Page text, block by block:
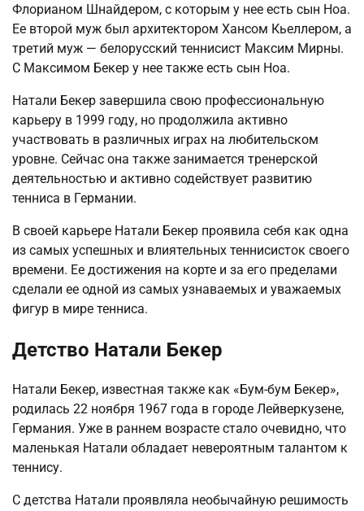
Флорианом Шнайдером, с которым у нее есть сын Ноа.
Ее второй муж был архитектором Хансом Кьеллером, а
третий муж — белорусский теннисист Максим Мирны.
С Максимом Бекер у нее также есть сын Ноа.
Натали Бекер завершила свою профессиональную
карьеру в 1999 году, но продолжила активно
участвовать в различных играх на любительском
уровне. Сейчас она также занимается тренерской
деятельностью и активно содействует развитию
тенниса в Германии.
В своей карьере Натали Бекер проявила себя как одна
из самых успешных и влиятельных теннисисток своего
времени. Ее достижения на корте и за его пределами
сделали ее одной из самых узнаваемых и уважаемых
фигур в мире тенниса.
Детство Натали Бекер
Натали Бекер, известная также как «Бум-бум Бекер»,
родилась 22 ноября 1967 года в городе Лейверкузене,
Германия. Уже в раннем возрасте стало очевидно, что
маленькая Натали обладает невероятным талантом к
теннису.
С детства Натали проявляла необычайную решимость